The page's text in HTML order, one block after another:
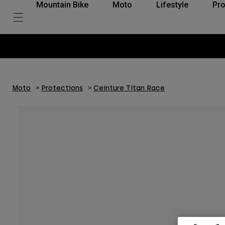
Mountain Bike Moto Lifestyle
Moto Protections Ceinture Titan Race